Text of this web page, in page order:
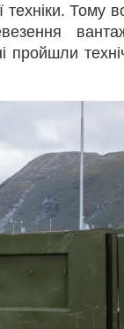
техніки. Тому
пройшли